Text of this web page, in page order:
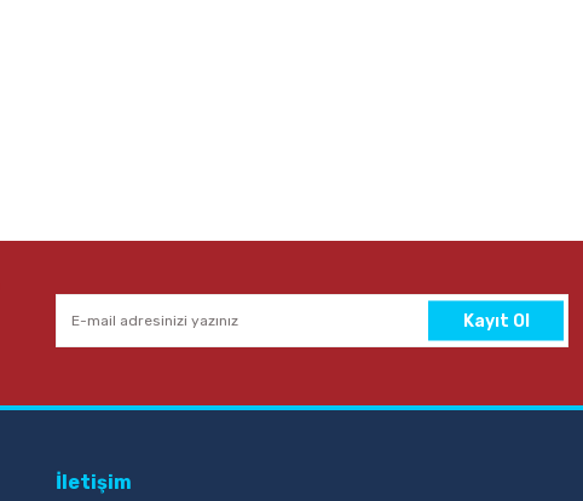
Kayıt Ol
İletişim